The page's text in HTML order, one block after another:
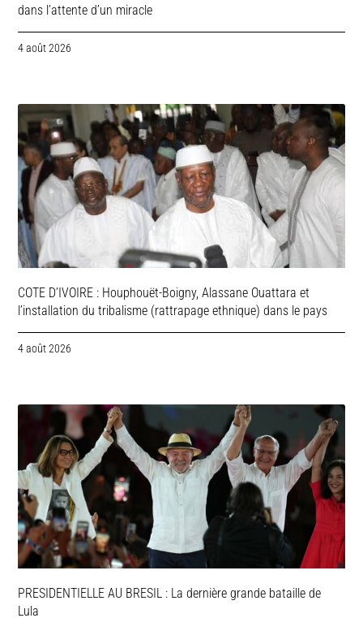
dans l’attente d’un miracle
4 août 2026
COTE D’IVOIRE : Houphouët-Boigny, Alassane Ouattara et
l’installation du tribalisme (rattrapage ethnique) dans le pays
4 août 2026
PRESIDENTIELLE AU BRESIL : La dernière grande bataille de
Lula